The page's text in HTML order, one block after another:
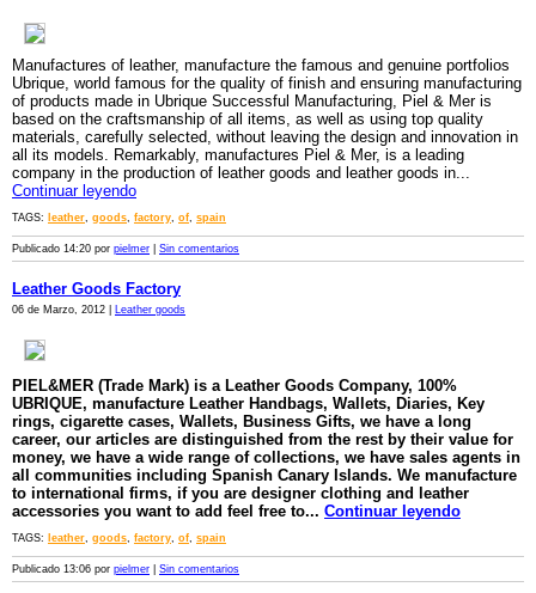
Manufactures of leather, manufacture the famous and genuine portfolios
Ubrique, world famous for the quality of finish and ensuring manufacturing
of products made in Ubrique Successful Manufacturing, Piel & Mer is
based on the craftsmanship of all items, as well as using top quality
materials, carefully selected, without leaving the design and innovation in
all its models. Remarkably, manufactures Piel & Mer, is a leading
company in the production of leather goods and leather goods in...
Continuar leyendo
TAGS: leather goods factory of spain
Publicado 14:20 por pielmer Sin comentarios
Leather Goods Factory
06 de Marzo, 2012 | Leather goods
PIEL&MER (Trade Mark) is a Leather Goods Company, 100%
UBRIQUE, manufacture Leather Handbags, Wallets, Diaries, Key
rings, cigarette cases, Wallets, Business Gifts, we have a long
career, our articles are distinguished from the rest by their value for
money, we have a wide range of collections, we have sales agents in
all communities including Spanish Canary Islands. We manufacture
to international firms, if you are designer clothing and leather
accessories you want to add feel free to... Continuar leyendo
TAGS: leather goods factory of spain
Publicado 13:06 por pielmer Sin comentarios